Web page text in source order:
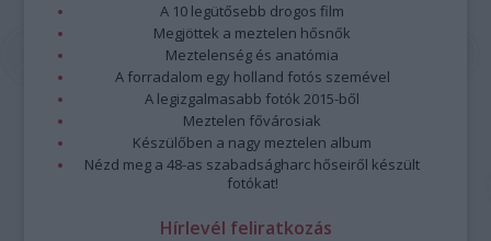
A 10 legütősebb drogos film
Megjöttek a meztelen hősnők
Meztelenség és anatómia
A forradalom egy holland fotós szemével
A legizgalmasabb fotók 2015-ből
Meztelen fővárosiak
Készülőben a nagy meztelen album
Nézd meg a 48-as szabadságharc hőseiről készült
fotókat!
Hírlevél feliratkozás